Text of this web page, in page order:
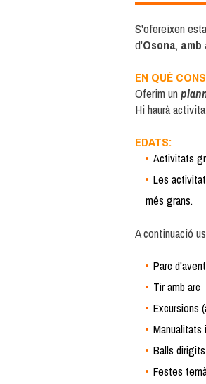
S'ofereixen
d'Osona,
EN QUÈ
Oferim un
Hi haurà
EDATS:
Activitats
Les
més grans.
A continuació
Parc
Tir amb arc
Excursions
Manualitats
Balls dirigits
Festes